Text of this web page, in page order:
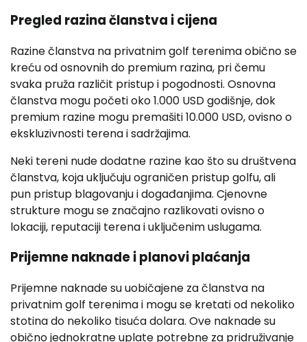
Pregled razina članstva i cijena
Razine članstva na privatnim golf terenima obično se
kreću od osnovnih do premium razina, pri čemu
svaka pruža različit pristup i pogodnosti. Osnovna
članstva mogu početi oko 1.000 USD godišnje, dok
premium razine mogu premašiti 10.000 USD, ovisno o
ekskluzivnosti terena i sadržajima.
Neki tereni nude dodatne razine kao što su društvena
članstva, koja uključuju ograničen pristup golfu, ali
pun pristup blagovanju i događanjima. Cjenovne
strukture mogu se značajno razlikovati ovisno o
lokaciji, reputaciji terena i uključenim uslugama.
Prijemne naknade i planovi plaćanja
Prijemne naknade su uobičajene za članstva na
privatnim golf terenima i mogu se kretati od nekoliko
stotina do nekoliko tisuća dolara. Ove naknade su
obično jednokratne uplate potrebne za pridruživanje